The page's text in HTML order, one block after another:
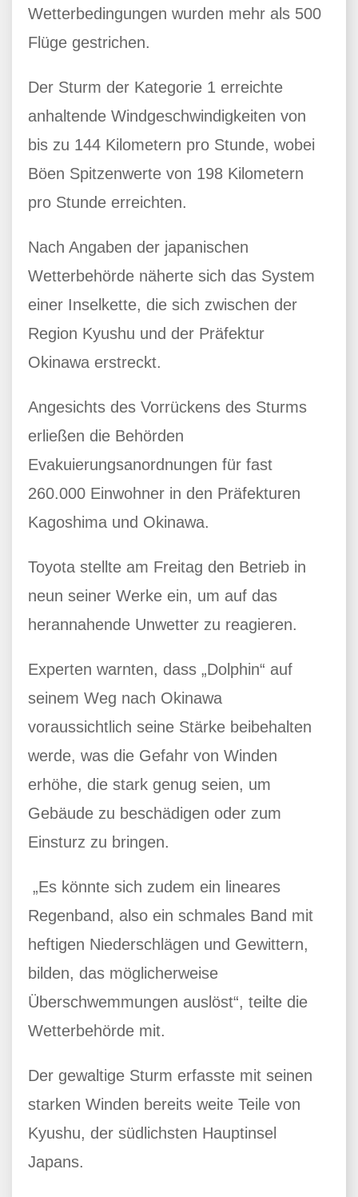
Wetterbedingungen wurden mehr als 500
Flüge gestrichen.
Der Sturm der Kategorie 1 erreichte
anhaltende Windgeschwindigkeiten von
bis zu 144 Kilometern pro Stunde, wobei
Böen Spitzenwerte von 198 Kilometern
pro Stunde erreichten.
Nach Angaben der japanischen
Wetterbehörde näherte sich das System
einer Inselkette, die sich zwischen der
Region Kyushu und der Präfektur
Okinawa erstreckt.
Angesichts des Vorrückens des Sturms
erließen die Behörden
Evakuierungsanordnungen für fast
260.000 Einwohner in den Präfekturen
Kagoshima und Okinawa.
Toyota stellte am Freitag den Betrieb in
neun seiner Werke ein, um auf das
herannahende Unwetter zu reagieren.
Experten warnten, dass „Dolphin“ auf
seinem Weg nach Okinawa
voraussichtlich seine Stärke beibehalten
werde, was die Gefahr von Winden
erhöhe, die stark genug seien, um
Gebäude zu beschädigen oder zum
Einsturz zu bringen.
„Es könnte sich zudem ein lineares
Regenband, also ein schmales Band mit
heftigen Niederschlägen und Gewittern,
bilden, das möglicherweise
Überschwemmungen auslöst“, teilte die
Wetterbehörde mit.
Der gewaltige Sturm erfasste mit seinen
starken Winden bereits weite Teile von
Kyushu, der südlichsten Hauptinsel
Japans.